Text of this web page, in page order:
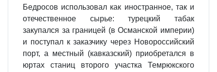
Бедросов использовал как иностранное, так и
отечественное сырье: турецкий табак
закупался за границей (в Османской империи)
и поступал к заказчику через Новороссийский
порт, а местный (кавказский) приобретался в
юртах станиц второго участка Темрюкского